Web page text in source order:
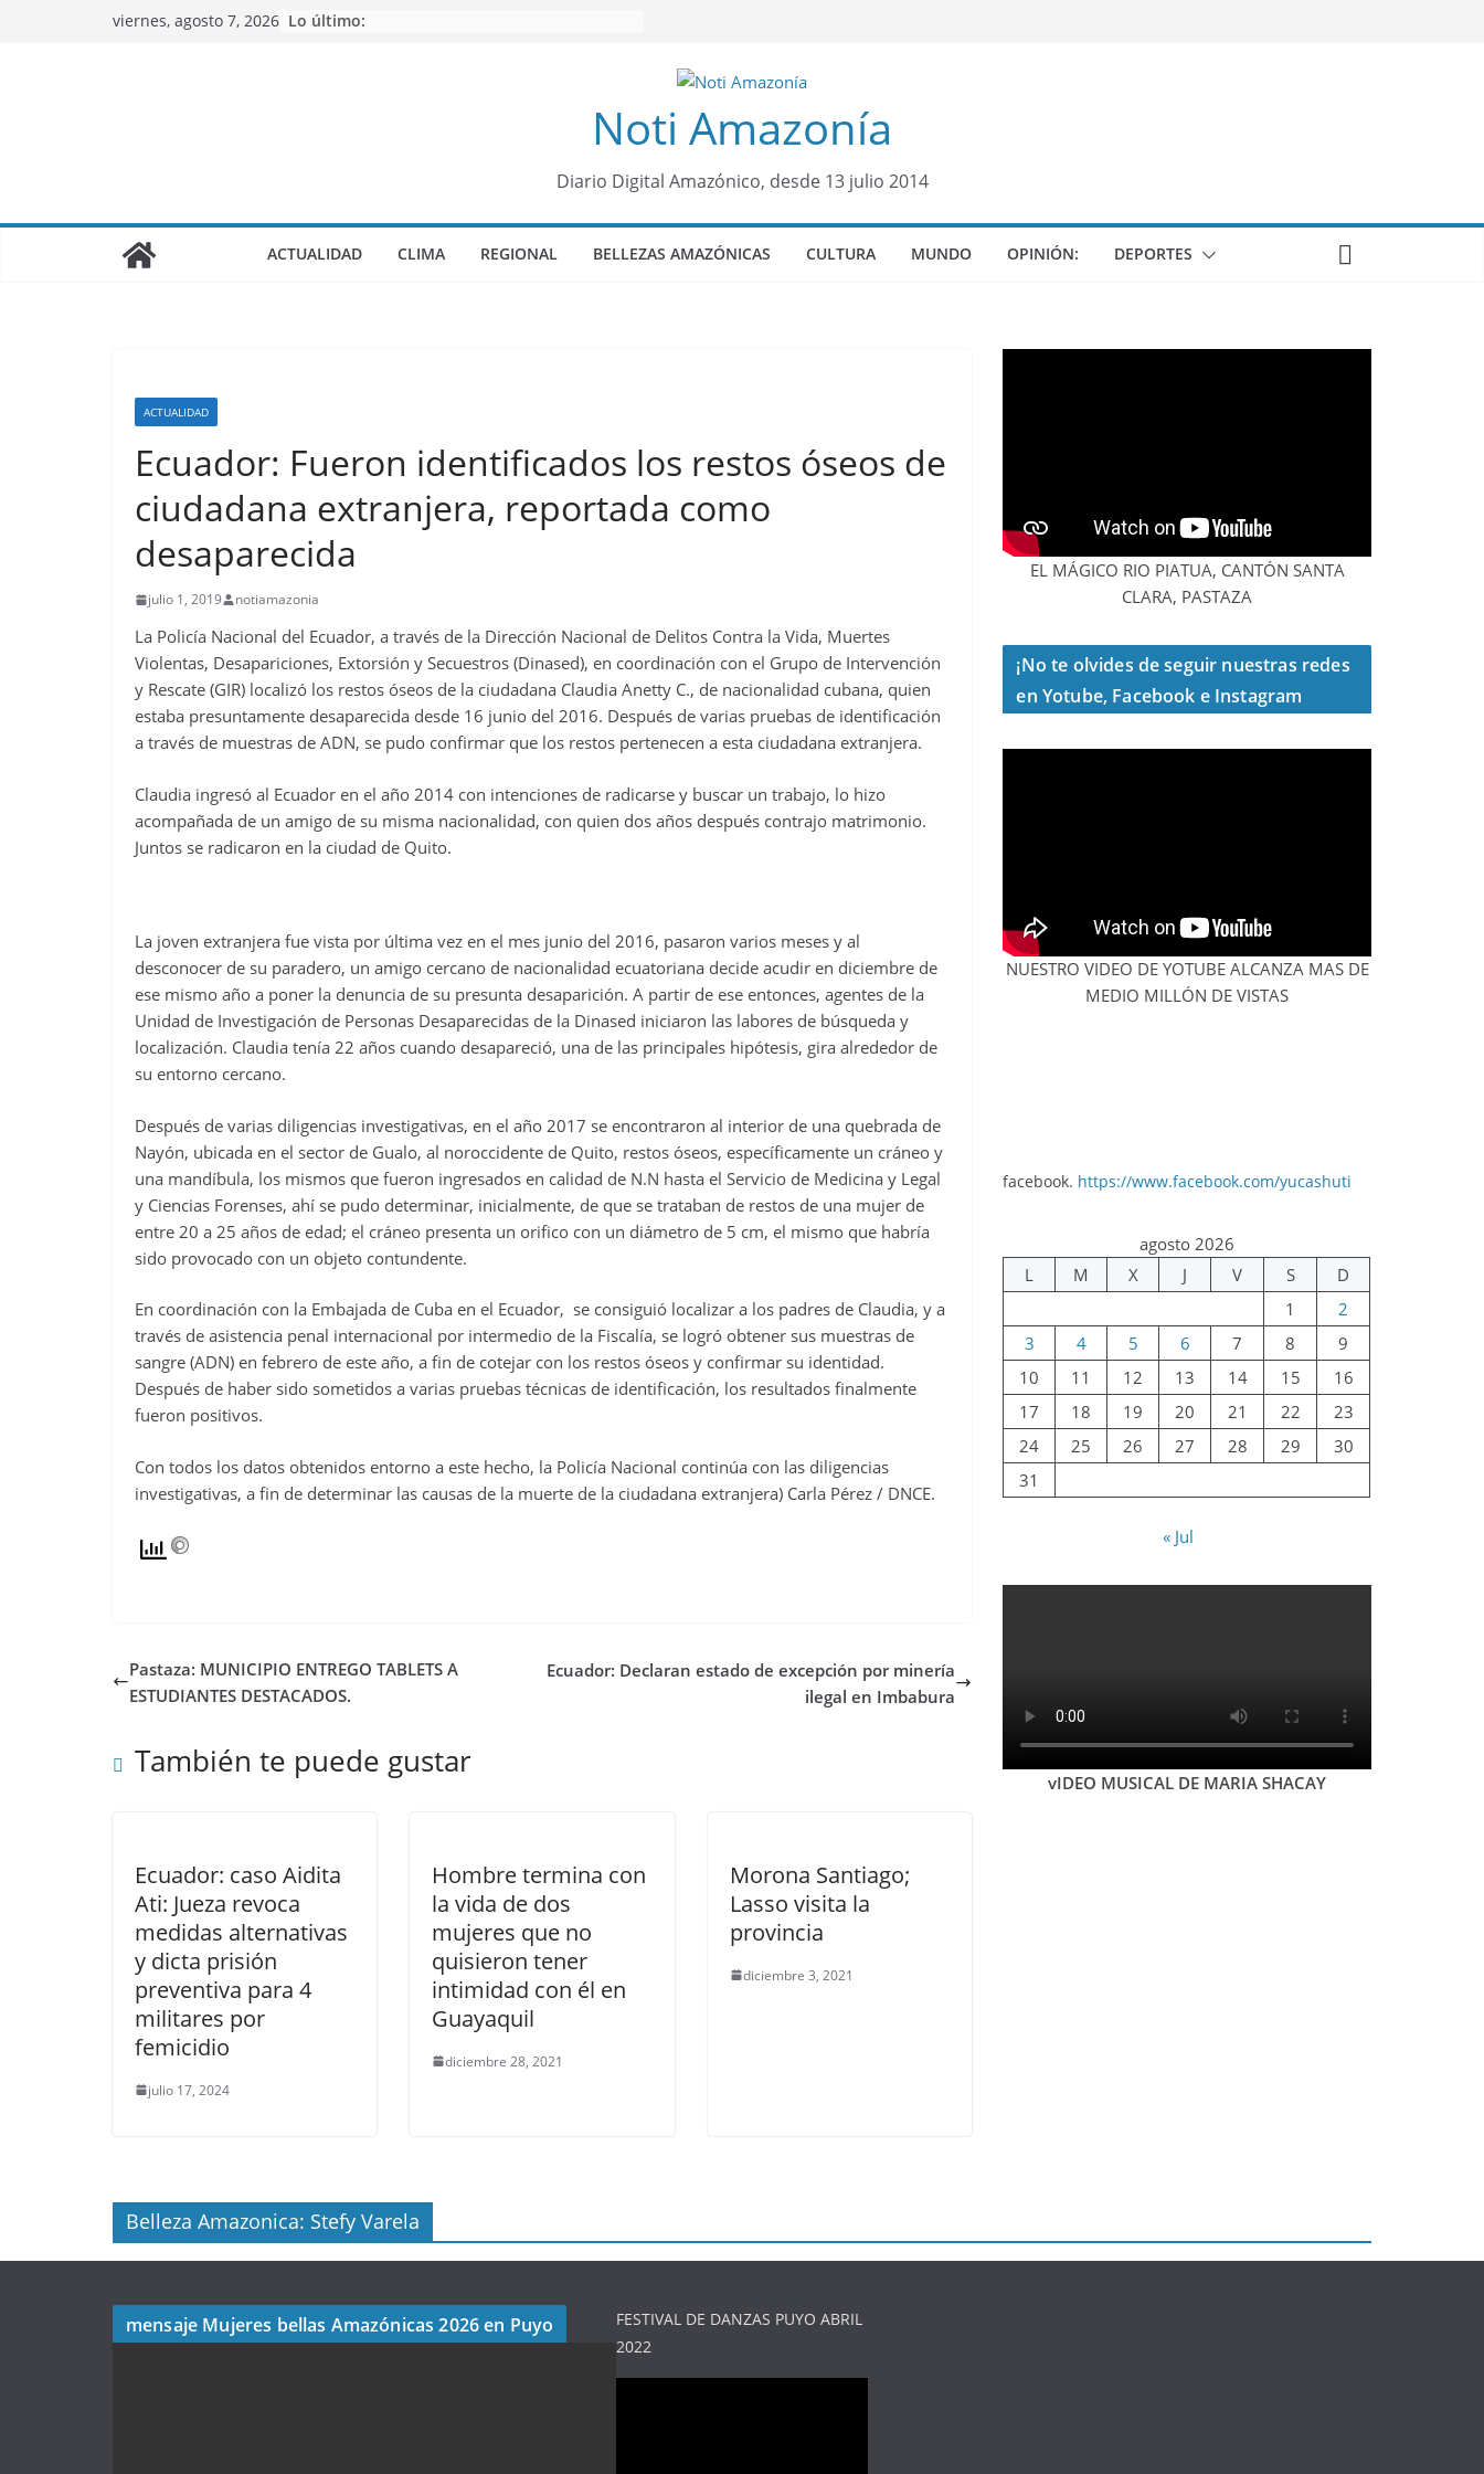
viernes, agosto 7, 2026 Lo último:
Noti Amazonía
Diario Digital Amazónico, desde 13 julio 2014
ACTUALIDAD CLIMA REGIONAL BELLEZAS AMAZÓNICAS CULTURA MUNDO OPINIÓN: DEPORTES
ACTUALIDAD
Ecuador: Fueron identificados los restos óseos de
ciudadana extranjera, reportada como
desaparecida
julio 1, 2019 notiamazonia
La Policía Nacional del Ecuador, a través de la Dirección Nacional de Delitos Contra la Vida, Muertes
Violentas, Desapariciones, Extorsión y Secuestros (Dinased), en coordinación con el Grupo de Intervención
y Rescate (GIR) localizó los restos óseos de la ciudadana Claudia Anetty C., de nacionalidad cubana, quien
estaba presuntamente desaparecida desde 16 junio del 2016. Después de varias pruebas de identificación
a través de muestras de ADN, se pudo confirmar que los restos pertenecen a esta ciudadana extranjera.
Claudia ingresó al Ecuador en el año 2014 con intenciones de radicarse y buscar un trabajo, lo hizo
acompañada de un amigo de su misma nacionalidad, con quien dos años después contrajo matrimonio.
Juntos se radicaron en la ciudad de Quito.
La joven extranjera fue vista por última vez en el mes junio del 2016, pasaron varios meses y al
desconocer de su paradero, un amigo cercano de nacionalidad ecuatoriana decide acudir en diciembre de
ese mismo año a poner la denuncia de su presunta desaparición. A partir de ese entonces, agentes de la
Unidad de Investigación de Personas Desaparecidas de la Dinased iniciaron las labores de búsqueda y
localización. Claudia tenía 22 años cuando desapareció, una de las principales hipótesis, gira alrededor de
su entorno cercano.
Después de varias diligencias investigativas, en el año 2017 se encontraron al interior de una quebrada de
Nayón, ubicada en el sector de Gualo, al noroccidente de Quito, restos óseos, específicamente un cráneo y
una mandíbula, los mismos que fueron ingresados en calidad de N.N hasta el Servicio de Medicina y Legal
y Ciencias Forenses, ahí se pudo determinar, inicialmente, de que se trataban de restos de una mujer de
entre 20 a 25 años de edad; el cráneo presenta un orifico con un diámetro de 5 cm, el mismo que habría
sido provocado con un objeto contundente.
En coordinación con la Embajada de Cuba en el Ecuador, se consiguió localizar a los padres de Claudia, y a
través de asistencia penal internacional por intermedio de la Fiscalía, se logró obtener sus muestras de
sangre (ADN) en febrero de este año, a fin de cotejar con los restos óseos y confirmar su identidad.
Después de haber sido sometidos a varias pruebas técnicas de identificación, los resultados finalmente
fueron positivos.
Con todos los datos obtenidos entorno a este hecho, la Policía Nacional continúa con las diligencias
investigativas, a fin de determinar las causas de la muerte de la ciudadana extranjera) Carla Pérez / DNCE.
Pastaza: MUNICIPIO ENTREGO TABLETS A
ESTUDIANTES DESTACADOS.
Ecuador: Declaran estado de excepción por minería
ilegal en Imbabura
También te puede gustar
Ecuador: caso Aidita
Ati: Jueza revoca
medidas alternativas
y dicta prisión
preventiva para 4
militares por
femicidio
julio 17, 2024
Hombre termina con
la vida de dos
mujeres que no
quisieron tener
intimidad con él en
Guayaquil
diciembre 28, 2021
Morona Santiago;
Lasso visita la
provincia
diciembre 3, 2021
EL MÁGICO RIO PIATUA, CANTÓN SANTA
CLARA, PASTAZA
¡No te olvides de seguir nuestras redes
en Yotube, Facebook e Instagram
NUESTRO VIDEO DE YOTUBE ALCANZA MAS DE
MEDIO MILLÓN DE VISTAS
facebook. https://www.facebook.com/yucashuti
agosto 2026
L
M X J V S
D
1
2
3
4 5 6 7 8
9
10
11 12 13 14 15
16
17
18 19 20 21 22
23
24
25 26 27 28 29
30
31
« Jul
vIDEO MUSICAL DE MARIA SHACAY
Belleza Amazonica: Stefy Varela
mensaje Mujeres bellas Amazónicas 2026 en Puyo
FESTIVAL DE DANZAS PUYO ABRIL
2022